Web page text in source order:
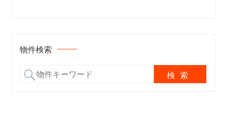
物件検索